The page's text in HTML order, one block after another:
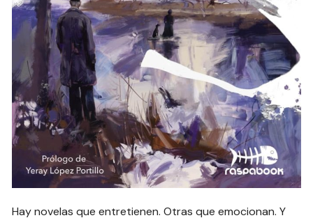
Hay novelas que entretienen. Otras que emocionan. Y